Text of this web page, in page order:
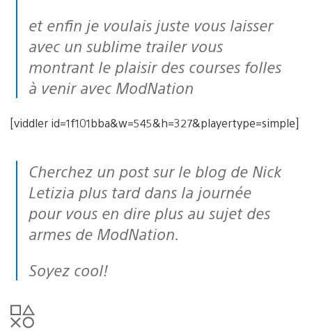
et enfin je voulais juste vous laisser
avec un sublime trailer vous
montrant le plaisir des courses folles
à venir avec ModNation
[viddler id=1f101bba&w=545&h=327&playertype=simple]
Cherchez un post sur le blog de Nick
Letizia plus tard dans la journée
pour vous en dire plus au sujet des
armes de ModNation.
Soyez cool!